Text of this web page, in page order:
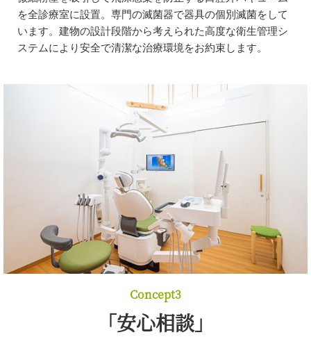
を全診療室に設置。専門の滅菌器で器具の個別滅菌をして
います。建物の設計段階から考えられた高度な衛生管理シ
ステムにより安全で清潔な治療環境をお約束します。
Concept3
「安心相談」